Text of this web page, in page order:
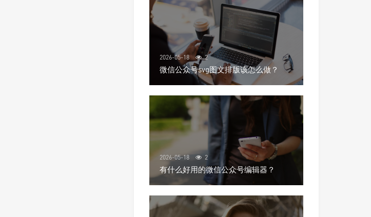
2026-05-18 2
微信公众号svg图文排版该怎么做？
2026-05-18 2
有什么好用的微信公众号编辑器？